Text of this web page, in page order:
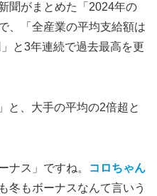
聞がまとめた「2024年の
、「全産業の平均支給額は
と3年連続で過去最高を更
と、大手の平均の2倍超と
ナス」ですね。
コロちゃん
冬もボーナスなんて言いう